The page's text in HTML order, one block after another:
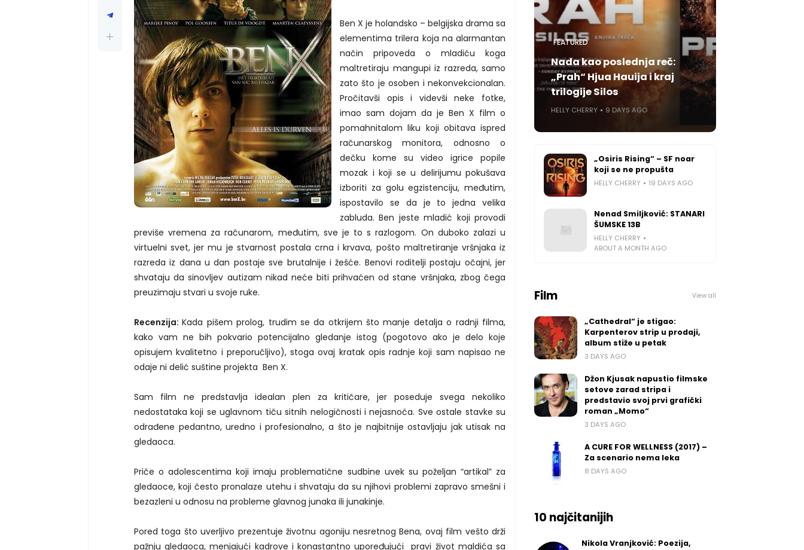
Ben X je holandsko – belgijska drama sa
elementima trilera koja na alarmantan
način pripoveda o mladiću koga
maltretiraju mangupi iz razreda, samo
zato što je osoben i nekonvekcionalan.
Pročitavši opis i videvši neke fotke,
imao sam dojam da je Ben X film o
pomahnitalom liku koji obitava ispred
računarskog monitora, odnosno o
dečku kome su video igrice popile
mozak i koji se u delirijumu pokušava
izboriti za golu egzistenciju, međutim,
ispostavilo se da je to jedna velika
zabluda. Ben jeste mladić koji provodi
previše vremena za računarom, međutim, sve je to s razlogom. On duboko zalazi u
virtuelni svet, jer mu je stvarnost postala crna i krvava, pošto maltretiranje vršnjaka iz
razreda iz dana u dan postaje sve brutalnije i žešće. Benovi roditelji postaju očajni, jer
shvataju da sinovljev autizam nikad neće biti prihvaćen od stane vršnjaka, zbog čega
preuzimaju stvari u svoje ruke.
Recenzija:Kada pišem prolog, trudim se da otkrijem što manje detalja o radnji filma,
kako vam ne bih pokvario potencijalno gledanje istog (pogotovo ako je delo koje
opisujem kvalitetno i preporučljivo), stoga ovaj kratak opis radnje koji sam napisao ne
odaje ni delić suštine projekta Ben X.
Sam film ne predstavlja idealan plen za kritičare, jer poseduje svega nekoliko
nedostataka koji se uglavnom tiču sitnih nelogičnosti i nejasnoća. Sve ostale stavke su
odrađene pedantno, uredno i profesionalno, a što je najbitnije ostavljaju jak utisak na
gledaoca.
Priče o adolescentima koji imaju problematične sudbine uvek su poželjan “artikal” za
gledaoce, koji često pronalaze utehu i shvataju da su njihovi problemi zapravo smešni i
bezazleni u odnosu na probleme glavnog junaka ili junakinje.
Pored toga što uverljivo prezentuje životnu agoniju nesretnog Bena, ovaj film vešto drži
pažnju gledaoca, menjajući kadrove i konastantno upoređujući pravi život maldića sa
FEATURED
Nada kao poslednja reč:
„Prah“ Hjua Hauija i kraj
trilogije Silos
HELLY CHERRY 9 DAYS AGO
„Osiris Rising“ – SF noar
koji se ne propušta
HELLY CHERRY 19 DAYS AGO
Nenad Smiljković: STANARI
ŠUMSKE 13B
HELLY CHERRY
ABOUT A MONTH AGO
Film View all
„Cathedral“ je stigao:
Karpenterov strip u prodaji,
album stiže u petak
3 DAYS AGO
Džon Kjusak napustio filmske
setove zarad stripa i
predstavio svoj prvi grafički
roman „Momo“
3 DAYS AGO
A CURE FOR WELLNESS (2017) –
Za scenario nema leka
8 DAYS AGO
10 najčitanijih
Nikola Vranjković: Poezija,